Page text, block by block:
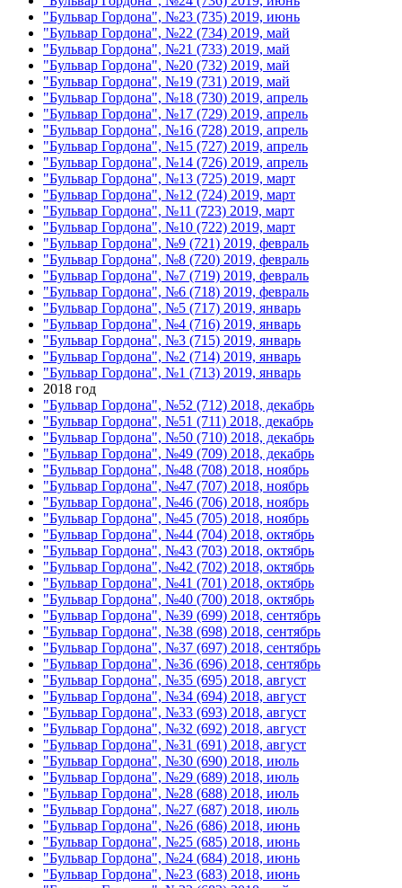
"Бульвар Гордона", №23 (735) 2019, июнь
"Бульвар Гордона", №22 (734) 2019, май
"Бульвар Гордона", №21 (733) 2019, май
"Бульвар Гордона", №20 (732) 2019, май
"Бульвар Гордона", №19 (731) 2019, май
"Бульвар Гордона", №18 (730) 2019, апрель
"Бульвар Гордона", №17 (729) 2019, апрель
"Бульвар Гордона", №16 (728) 2019, апрель
"Бульвар Гордона", №15 (727) 2019, апрель
"Бульвар Гордона", №14 (726) 2019, апрель
"Бульвар Гордона", №13 (725) 2019, март
"Бульвар Гордона", №12 (724) 2019, март
"Бульвар Гордона", №11 (723) 2019, март
"Бульвар Гордона", №10 (722) 2019, март
"Бульвар Гордона", №9 (721) 2019, февраль
"Бульвар Гордона", №8 (720) 2019, февраль
"Бульвар Гордона", №7 (719) 2019, февраль
"Бульвар Гордона", №6 (718) 2019, февраль
"Бульвар Гордона", №5 (717) 2019, январь
"Бульвар Гордона", №4 (716) 2019, январь
"Бульвар Гордона", №3 (715) 2019, январь
"Бульвар Гордона", №2 (714) 2019, январь
"Бульвар Гордона", №1 (713) 2019, январь
2018 год
"Бульвар Гордона", №52 (712) 2018, декабрь
"Бульвар Гордона", №51 (711) 2018, декабрь
"Бульвар Гордона", №50 (710) 2018, декабрь
"Бульвар Гордона", №49 (709) 2018, декабрь
"Бульвар Гордона", №48 (708) 2018, ноябрь
"Бульвар Гордона", №47 (707) 2018, ноябрь
"Бульвар Гордона", №46 (706) 2018, ноябрь
"Бульвар Гордона", №45 (705) 2018, ноябрь
"Бульвар Гордона", №44 (704) 2018, октябрь
"Бульвар Гордона", №43 (703) 2018, октябрь
"Бульвар Гордона", №42 (702) 2018, октябрь
"Бульвар Гордона", №41 (701) 2018, октябрь
"Бульвар Гордона", №40 (700) 2018, октябрь
"Бульвар Гордона", №39 (699) 2018, сентябрь
"Бульвар Гордона", №38 (698) 2018, сентябрь
"Бульвар Гордона", №37 (697) 2018, сентябрь
"Бульвар Гордона", №36 (696) 2018, сентябрь
"Бульвар Гордона", №35 (695) 2018, август
"Бульвар Гордона", №34 (694) 2018, август
"Бульвар Гордона", №33 (693) 2018, август
"Бульвар Гордона", №32 (692) 2018, август
"Бульвар Гордона", №31 (691) 2018, август
"Бульвар Гордона", №30 (690) 2018, июль
"Бульвар Гордона", №29 (689) 2018, июль
"Бульвар Гордона", №28 (688) 2018, июль
"Бульвар Гордона", №27 (687) 2018, июль
"Бульвар Гордона", №26 (686) 2018, июнь
"Бульвар Гордона", №25 (685) 2018, июнь
"Бульвар Гордона", №24 (684) 2018, июнь
"Бульвар Гордона", №23 (683) 2018, июнь